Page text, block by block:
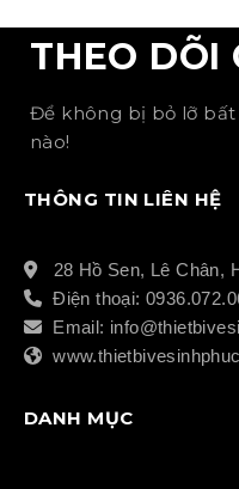
THEO DÕI
Để không bị bỏ lỡ
nào!
THÔNG TIN LIÊN HỆ
28 Hồ Sen, Lê Chân,
Điện thoại:
Email:
DANH MỤC